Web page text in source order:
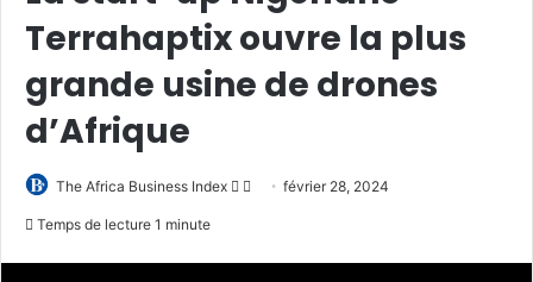
Terrahaptix ouvre la plus
grande usine de drones
d’Afrique
The Africa Business Index
Follow
Envoyerfévrier 28, 2024
Temps de lecture 1 minute